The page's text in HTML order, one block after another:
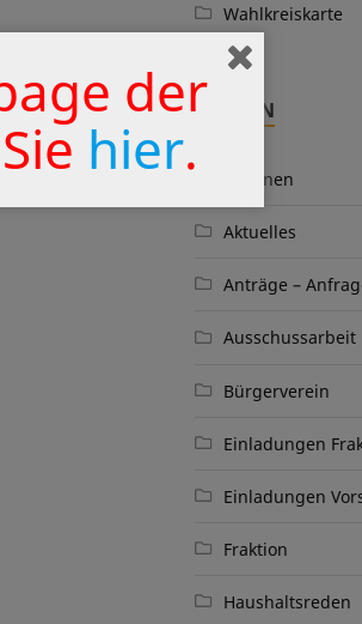
Wahlkreiskarte
THEMEN
Aktionen
Aktuelles
Anträge –
Ausschussarbeit
Bürgerverein
Einladungen
Einladungen
Fraktion
Haushaltsreden
der
hier.